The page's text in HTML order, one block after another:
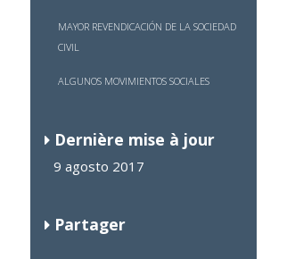
MAYOR REVENDICACIÓN DE LA SOCIEDAD
CIVIL
ALGUNOS MOVIMIENTOS SOCIALES
Dernière mise à jour
9 agosto 2017
Partager